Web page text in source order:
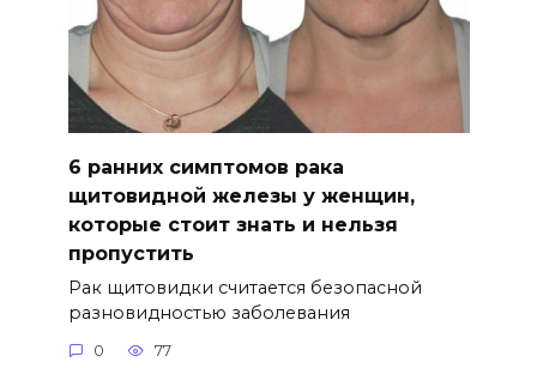
6 ранних симптомов рака
щитовидной железы у женщин,
которые стоит знать и нельзя
пропустить
Рак щитовидки считается безопасной
разновидностью заболевания
0 77